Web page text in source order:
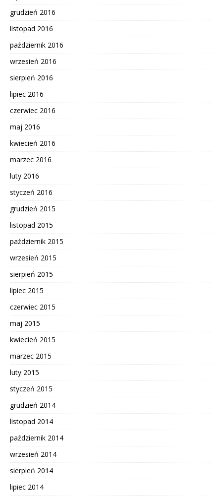
grudzień 2016
listopad 2016
październik 2016
wrzesień 2016
sierpień 2016
lipiec 2016
czerwiec 2016
maj 2016
kwiecień 2016
marzec 2016
luty 2016
styczeń 2016
grudzień 2015
listopad 2015
październik 2015
wrzesień 2015
sierpień 2015
lipiec 2015
czerwiec 2015
maj 2015
kwiecień 2015
marzec 2015
luty 2015
styczeń 2015
grudzień 2014
listopad 2014
październik 2014
wrzesień 2014
sierpień 2014
lipiec 2014